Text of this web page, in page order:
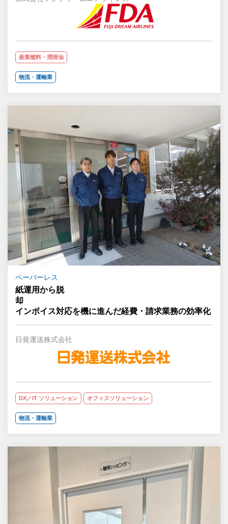
産業燃料・潤滑油
物流・運輸業
ペーパーレス
紙運用から脱
却
インボイス対応を機に進んだ経費・請求業務の効率化
日発運送株式会社
DX／IT ソリューション オフィスソリューション
物流・運輸業